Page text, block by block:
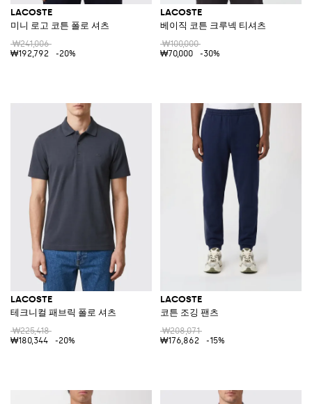
LACOSTE
미니 로고 코튼 폴로 셔츠
₩241,006
₩192,792
-20%
LACOSTE
베이직 코튼 크루넥 티셔츠
₩100,000
₩70,000
-30%
LACOSTE
테크니컬 패브릭 폴로 셔츠
₩225,418
₩180,344
-20%
LACOSTE
코튼 조깅 팬츠
₩208,071
₩176,862
-15%